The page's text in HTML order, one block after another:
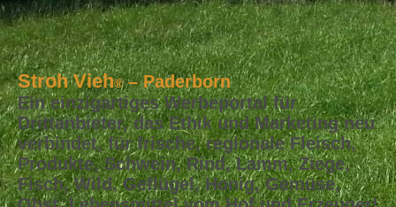
Stroh Vieh®– Paderborn
Ein einzigartiges Werbeportal für
Drittanbieter, das Ethik und Marketing neu
verbindet, für frische, regionale Fleisch,
Produkte, Schwein, Rind, Lamm, Ziege,
Fisch, Wild, Geflügel, Honig, Gemüse,